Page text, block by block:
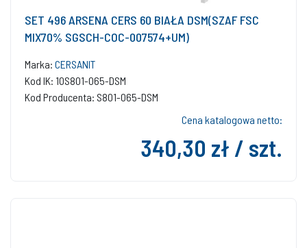
SET 496 ARSENA CERS 60 BIAŁA DSM(SZAF FSC
MIX70% SGSCH-COC-007574+UM)
Marka: CERSANIT
Kod IK: 10S801-065-DSM
Kod Producenta: S801-065-DSM
Cena katalogowa netto:
340,30 zł / szt.